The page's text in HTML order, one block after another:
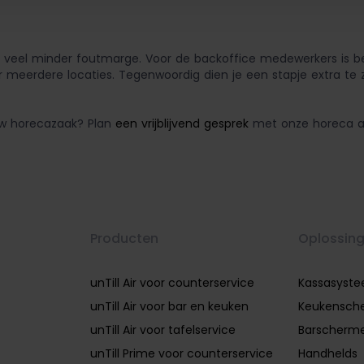
minder foutmarge. Voor de backoffice medewerkers is
locaties. Tegenwoordig dien je een stapje extra
horecazaak? Plan een vrijblijvend gesprek met onze horeca
unTill Air voor counterservice
unTill Air voor bar en keuken
unTill Air voor tafelservice
unTill Prime voor counterservice
Handhelds